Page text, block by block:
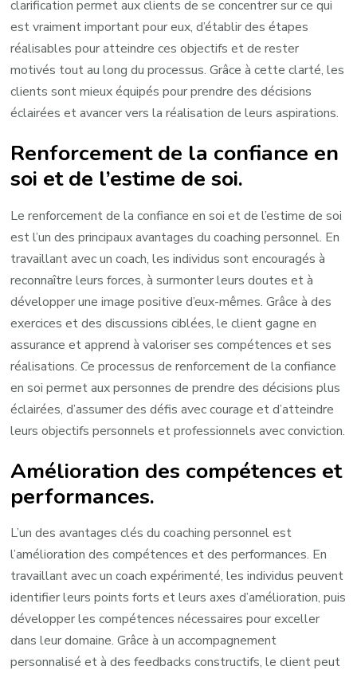
clarification permet aux clients de se concentrer sur ce qui
est vraiment important pour eux, d’établir des étapes
réalisables pour atteindre ces objectifs et de rester
motivés tout au long du processus. Grâce à cette clarté, les
clients sont mieux équipés pour prendre des décisions
éclairées et avancer vers la réalisation de leurs aspirations.
Renforcement de la confiance en
soi et de l’estime de soi.
Le renforcement de la confiance en soi et de l’estime de soi
est l’un des principaux avantages du coaching personnel. En
travaillant avec un coach, les individus sont encouragés à
reconnaître leurs forces, à surmonter leurs doutes et à
développer une image positive d’eux-mêmes. Grâce à des
exercices et des discussions ciblées, le client gagne en
assurance et apprend à valoriser ses compétences et ses
réalisations. Ce processus de renforcement de la confiance
en soi permet aux personnes de prendre des décisions plus
éclairées, d’assumer des défis avec courage et d’atteindre
leurs objectifs personnels et professionnels avec conviction.
Amélioration des compétences et
performances.
L’un des avantages clés du coaching personnel est
l’amélioration des compétences et des performances. En
travaillant avec un coach expérimenté, les individus peuvent
identifier leurs points forts et leurs axes d’amélioration, puis
développer les compétences nécessaires pour exceller
dans leur domaine. Grâce à un accompagnement
personnalisé et à des feedbacks constructifs, le client peut